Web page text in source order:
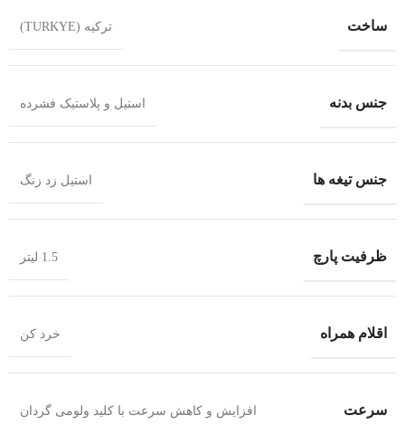
ساخت ترکیه (TURKYE)
جنس بدنه استیل و پلاستیک فشرده
جنس تیغه ها استیل زد زنگ
ظرفیت پارچ 1.5 لیتر
اقلام همراه خرد کن
سرعت افزایش و کاهش سرعت با کلید ولومی گردان